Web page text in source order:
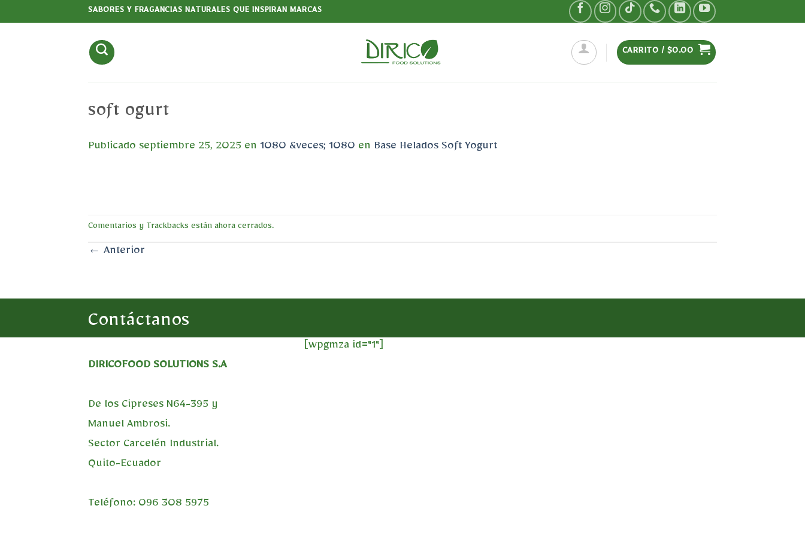
SABORES Y FRAGANCIAS NATURALES QUE INSPIRAN MARCAS
CARRITO / $0.00
soft ogurt
Publicado septiembre 25, 2025 en 1080 &veces; 1080 en Base Helados Soft Yogurt
Comentarios y Trackbacks están ahora cerrados.
← Anterior
Contáctanos
DIRICOFOOD SOLUTIONS S.A
De los Cipreses N64-395 y
Manuel Ambrosi.
Sector Carcelén Industrial.
Quito-Ecuador
Teléfono: 096 308 5975
[wpgmza id="1"]